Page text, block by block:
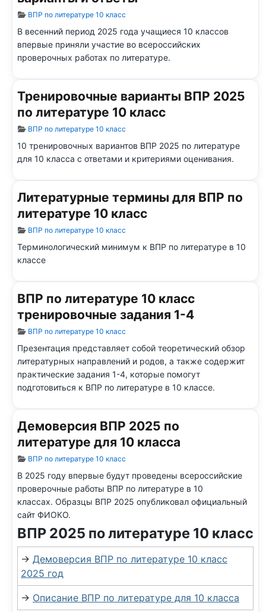
Информация о материале
ВПР по литературе 10 класс
В весенний период 2025 года учащиеся 10 классов
впервые приняли участие во всероссийских
проверочных работах по литературе.
Тренировочные варианты ВПР 2025
по литературе 10 класс
Информация о материале
ВПР по литературе 10 класс
10 тренировочных вариантов ВПР 2025 по литературе
для 10 класса с ответами и критериями оценивания.
Литературные термины для ВПР по
литературе 10 класс
Информация о материале
ВПР по литературе 10 класс
Терминологический минимум к ВПР по литературе в 10
классе
ВПР по литературе 10 класс
тренировочные задания 1-4
Информация о материале
ВПР по литературе 10 класс
Презентация представляет собой теоретический обзор
литературных направлений и родов, а также содержит
практические задания 1-4, которые помогут
подготовиться к ВПР по литературе в 10 классе.
Демоверсия ВПР 2025 по
литературе для 10 класса
Информация о материале
ВПР по литературе 10 класс
В 2025 году впервые будут проведены всероссийские
проверочные работы ВПР по литературе в 10
классах. Образцы ВПР 2025 опубликовал официальный
сайт ФИОКО.
ВПР 2025 по литературе 10 класс
→ Демоверсия ВПР по литературе 10 класс
2025 год
→ Описание ВПР по литературе для 10 класса